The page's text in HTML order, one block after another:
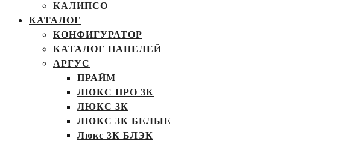
КАЛИПСО
КАТАЛОГ
КОНФИГУРАТОР
КАТАЛОГ ПАНЕЛЕЙ
АРГУС
ПРАЙМ
ЛЮКС ПРО 3К
ЛЮКС 3К
ЛЮКС 3К БЕЛЫЕ
Люкс 3К БЛЭК